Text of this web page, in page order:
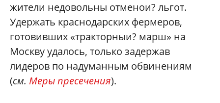
жители недовольны отменои? льгот.
Удержать краснодарских фермеров,
готовивших «тракторныи? марш» на
Москву удалось, только задержав
лидеров по надуманным обвинениям
(см. Меры пресечения).